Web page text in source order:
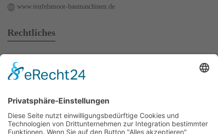
www.teufelsmoor-baumaschinen.de
Rechtliches
Mietbedingungen
Impressum
Kontakt